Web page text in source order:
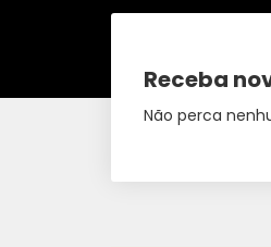
Receba
Não perca